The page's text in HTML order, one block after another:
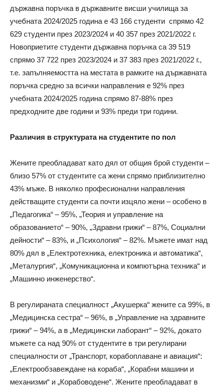
държавна поръчка в държавните висши училища за
учебната 2024/2025 година е 43 166 студенти спрямо 42
629 студенти през 2023/2024 и 40 357 през 2021/2022 г.
Новоприетите студенти държавна поръчка са 39 519
спрямо 37 722 през 2023/2024 и 37 383 през 2021/2022 г.,
т.е. запълняемостта на местата в рамките на държавната
поръчка средно за всички направления е 92% през
учебната 2024/2025 година спрямо 87-88% през
предходните две години и 93% преди три години.
Различия в структурата на студентите по пол
Жените преобладават като дял от общия брой студенти –
близо 57% от студентите са жени спрямо приблизително
43% мъже. В няколко професионални направления
действащите студенти са почти изцяло жени – особено в
„Педагогика“ – 95%, „Теория и управление на
образованието“ – 90%, „Здравни грижи“ – 87%, Социални
дейности“ – 83%, и „Психология“ – 82%. Мъжете имат над
80% дял в „Електротехника, електроника и автоматика“,
„Металургия“, „Комуникационна и компютърна техника“ и
„Машинно инженерство“.
В регулираната специалност „Акушерка“ жените са 99%, в
„Медицинска сестра“ – 96%, в „Управление на здравните
грижи“ – 94%, а в „Медицински лаборант“ – 92%, докато
мъжете са над 90% от студентите в три регулирани
специалности от „Транспорт, корабоплаване и авиация“:
„Електрообзавеждане на кораба“, „Корабни машини и
механизми“ и „Корабоводене“. Жените преобладават в